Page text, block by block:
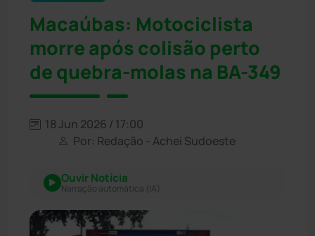
Macaúbas: Motociclista
morre após colisão perto
de quebra-molas na BA-349
18 Jun 2026 / 17:00
Por: Redação - Achei Sudoeste
Ouvir Notícia
Narração automática (IA)